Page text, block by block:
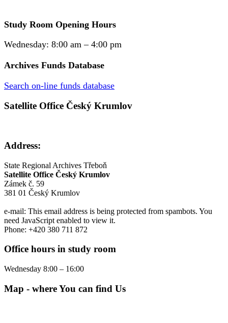
Study Room Opening Hours
Wednesday: 8:00 am – 4:00 pm
Archives Funds Database
Search on-line funds database
Satellite Office Český Krumlov
Address:
State Regional Archives Třeboň
Satellite Office Český Krumlov
Zámek č. 59
381 01 Český Krumlov
e-mail: This email address is being protected from spambots. You
need JavaScript enabled to view it.
Phone: +420 380 711 872
Office hours in study room
Wednesday 8:00 – 16:00
Map - where You can find Us